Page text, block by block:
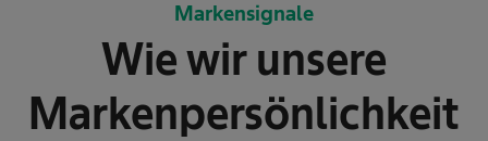
Markensignale
Wie wir unsere
Markenpersönlichkeit